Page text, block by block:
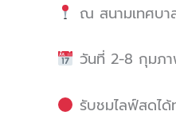
ณ สนามเทศบา
วันที่ 2-8 กุมภ
รับชมไลฟ์สดได้